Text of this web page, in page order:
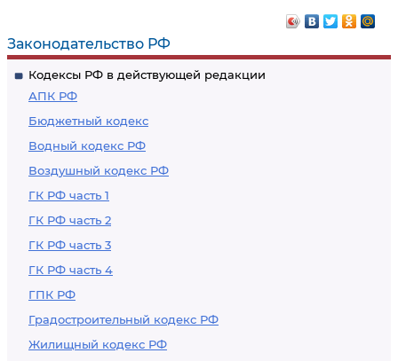
Законодательство РФ
Кодексы РФ в действующей редакции
АПК РФ
Бюджетный кодекс
Водный кодекс РФ
Воздушный кодекс РФ
ГК РФ часть 1
ГК РФ часть 2
ГК РФ часть 3
ГК РФ часть 4
ГПК РФ
Градостроительный кодекс РФ
Жилищный кодекс РФ